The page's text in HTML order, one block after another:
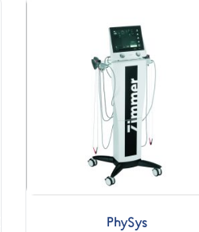
PhySys